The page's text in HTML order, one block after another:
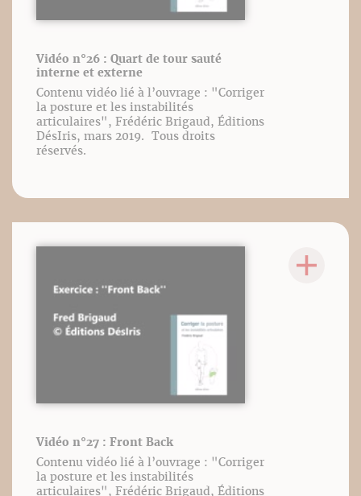
Vidéo n°26 : Quart de tour sauté
interne et externe
Contenu vidéo lié à l’ouvrage : "Corriger
la posture et les instabilités
articulaires", Frédéric Brigaud, Éditions
DésIris, mars 2019. Tous droits
réservés.
Vidéo n°27 : Front Back
Contenu vidéo lié à l’ouvrage : "Corriger
la posture et les instabilités
articulaires", Frédéric Brigaud, Éditions